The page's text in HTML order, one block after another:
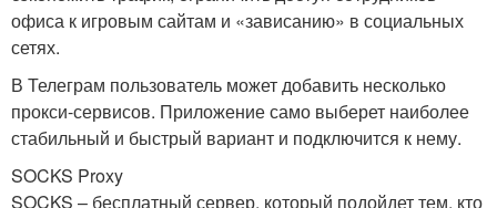
офиса к игровым сайтам и «зависанию» в социальных
сетях.
В Телеграм пользователь может добавить несколько
прокси-сервисов. Приложение само выберет наиболее
стабильный и быстрый вариант и подключится к нему.
SOCKS Proxy
SOCKS – бесплатный сервер, который подойдет тем, кто